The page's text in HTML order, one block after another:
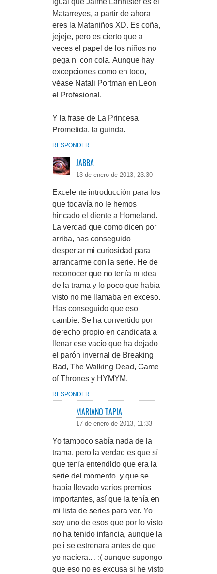
igual que Jaime Lannister es el
Matarreyes, a partir de ahora
eres la Mataniños XD. Es coña,
jejeje, pero es cierto que a
veces el papel de los niños no
pega ni con cola. Aunque hay
excepciones como en todo,
véase Natali Portman en Leon
el Profesional.
Y la frase de La Princesa
Prometida, la guinda.
RESPONDER
JABBA
13 de enero de 2013, 23:30
Excelente introducción para los
que todavía no le hemos
hincado el diente a Homeland.
La verdad que como dicen por
arriba, has conseguido
despertar mi curiosidad para
arrancarme con la serie. He de
reconocer que no tenía ni idea
de la trama y lo poco que había
visto no me llamaba en exceso.
Has conseguido que eso
cambie. Se ha convertido por
derecho propio en candidata a
llenar ese vacío que ha dejado
el parón invernal de Breaking
Bad, The Walking Dead, Game
of Thrones y HYMYM.
RESPONDER
MARIANO TAPIA
17 de enero de 2013, 11:33
Yo tampoco sabía nada de la
trama, pero la verdad es que sí
que tenía entendido que era la
serie del momento, y que se
había llevado varios premios
importantes, así que la tenía en
mi lista de series para ver. Yo
soy uno de esos que por lo visto
no ha tenido infancia, aunque la
peli se estrenara antes de que
yo naciera.... :( aunque supongo
que eso no es excusa si he visto